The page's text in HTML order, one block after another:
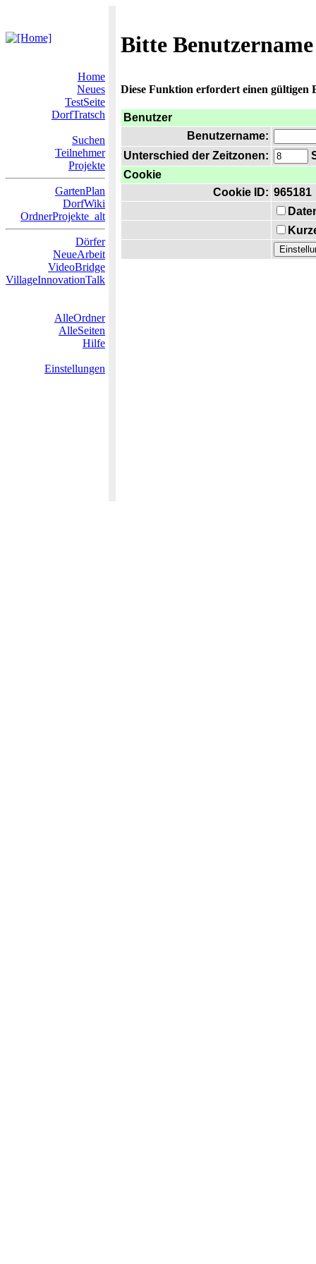
Bitte
Home
Neues
TestSeite
DorfTratsch
Suchen
Teilnehmer
Projekte
GartenPlan
DorfWiki
OrdnerProjekte_alt
Dörfer
NeueArbeit
VideoBridge
VillageInnovationTalk
AlleOrdner
AlleSeiten
Hilfe
Einstellungen
Diese Funktion erfordert einen gültigen
Benutzer
Benutzername:
Unterschied der Zeitzonen:
Cookie
Cookie ID: 965181